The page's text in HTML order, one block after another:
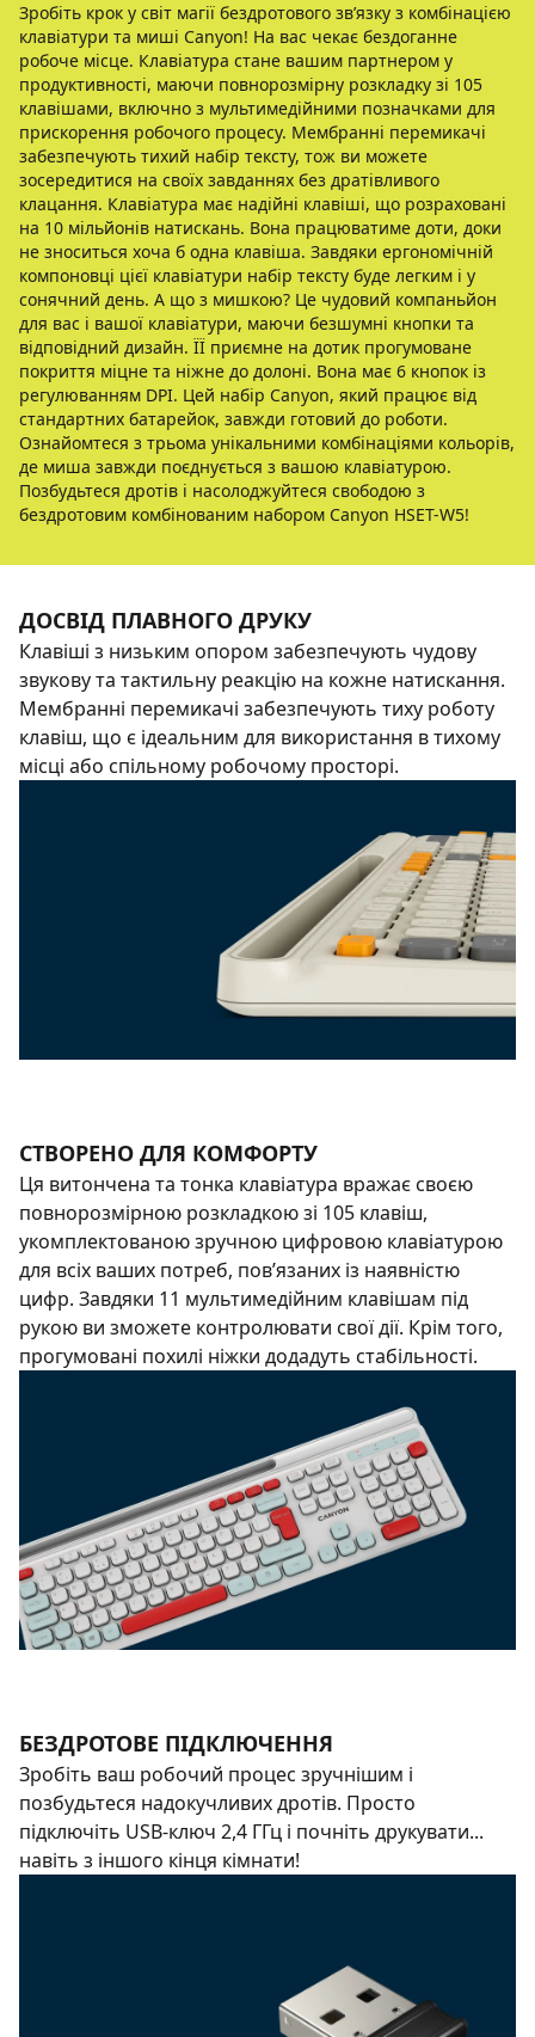
Зробіть крок у світ магії бездротового зв’язку з комбінацією
клавіатури та миші Canyon! На вас чекає бездоганне
робоче місце. Клавіатура стане вашим партнером у
продуктивності, маючи повнорозмірну розкладку зі 105
клавішами, включно з мультимедійними позначками для
прискорення робочого процесу. Мембранні перемикачі
забезпечують тихий набір тексту, тож ви можете
зосередитися на своїх завданнях без дратівливого
клацання. Клавіатура має надійні клавіші, що розраховані
на 10 мільйонів натискань. Вона працюватиме доти, доки
не зноситься хоча б одна клавіша. Завдяки ергономічній
компоновці цієї клавіатури набір тексту буде легким і у
сонячний день. А що з мишкою? Це чудовий компаньйон
для вас і вашої клавіатури, маючи безшумні кнопки та
відповідний дизайн. ЇЇ приємне на дотик прогумоване
покриття міцне та ніжне до долоні. Вона має 6 кнопок із
регулюванням DPI. Цей набір Canyon, який працює від
стандартних батарейок, завжди готовий до роботи.
Ознайомтеся з трьома унікальними комбінаціями кольорів,
де миша завжди поєднується з вашою клавіатурою.
Позбудьтеся дротів і насолоджуйтеся свободою з
бездротовим комбінованим набором Canyon HSET-W5!
ДОСВІД ПЛАВНОГО ДРУКУ
Клавіші з низьким опором забезпечують чудову
звукову та тактильну реакцію на кожне натискання.
Мембранні перемикачі забезпечують тиху роботу
клавіш, що є ідеальним для використання в тихому
місці або спільному робочому просторі.
СТВОРЕНО ДЛЯ КОМФОРТУ
Ця витончена та тонка клавіатура вражає своєю
повнорозмірною розкладкою зі 105 клавіш,
укомплектованою зручною цифровою клавіатурою
для всіх ваших потреб, пов’язаних із наявністю
цифр. Завдяки 11 мультимедійним клавішам під
рукою ви зможете контролювати свої дії. Крім того,
прогумовані похилі ніжки додадуть стабільності.
БЕЗДРОТОВЕ ПІДКЛЮЧЕННЯ
Зробіть ваш робочий процес зручнішим і
позбудьтеся надокучливих дротів. Просто
підключіть USB-ключ 2,4 ГГц і почніть друкувати...
навіть з іншого кінця кімнати!